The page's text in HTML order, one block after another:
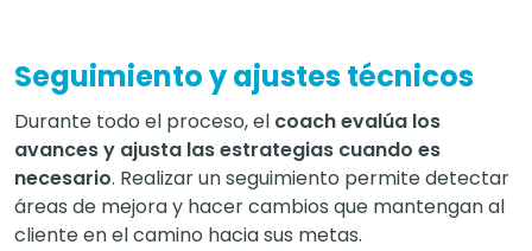
Seguimiento y ajustes técnicos
Durante todo el proceso, el coach evalúa los
avances y ajusta las estrategias cuando es
necesario. Realizar un seguimiento permite detectar
áreas de mejora y hacer cambios que mantengan al
cliente en el camino hacia sus metas.